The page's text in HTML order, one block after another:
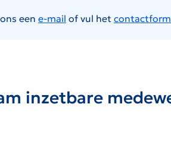
een e-mail of vul het
inzetbare